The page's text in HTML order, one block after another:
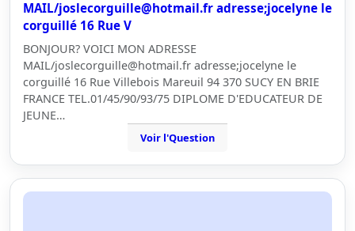
MAIL/joslecorguille@hotmail.fr adresse;jocelyne le
corguillé 16 Rue V
BONJOUR? VOICI MON ADRESSE
MAIL/joslecorguille@hotmail.fr adresse;jocelyne le
corguillé 16 Rue Villebois Mareuil 94 370 SUCY EN BRIE
FRANCE TEL.01/45/90/93/75 DIPLOME D'EDUCATEUR DE
JEUNE…
Voir l'Question